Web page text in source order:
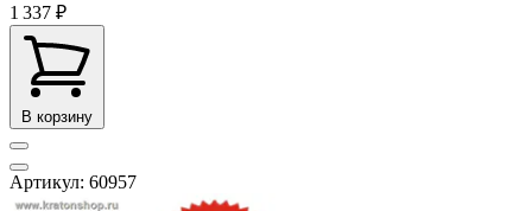
1 337 ₽
В корзину
Артикул: 60957